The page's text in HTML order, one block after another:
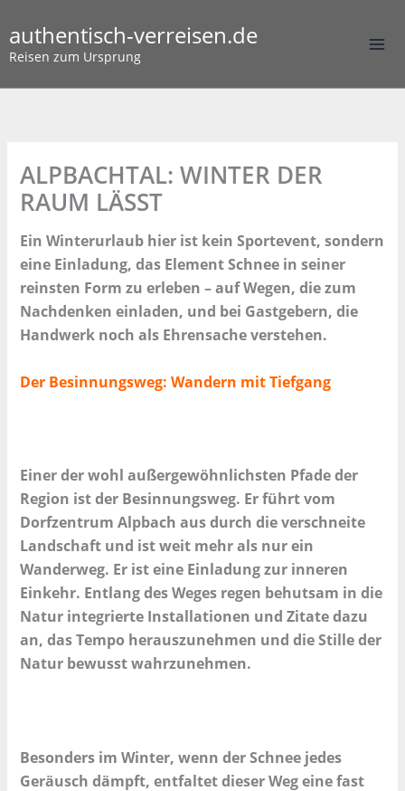
Inhalt
springen
authentisch-verreisen.de
Reisen zum Ursprung
ALPBACHTAL: WINTER DER
RAUM LÄSST
Ein Winterurlaub hier ist kein Sportevent, sondern
eine Einladung, das Element Schnee in seiner
reinsten Form zu erleben – auf Wegen, die zum
Nachdenken einladen, und bei Gastgebern, die
Handwerk noch als Ehrensache verstehen.
Der Besinnungsweg: Wandern mit Tiefgang
Einer der wohl außergewöhnlichsten Pfade der
Region ist der Besinnungsweg. Er führt vom
Dorfzentrum Alpbach aus durch die verschneite
Landschaft und ist weit mehr als nur ein
Wanderweg. Er ist eine Einladung zur inneren
Einkehr. Entlang des Weges regen behutsam in die
Natur integrierte Installationen und Zitate dazu
an, das Tempo herauszunehmen und die Stille der
Natur bewusst wahrzunehmen.
Besonders im Winter, wenn der Schnee jedes
Geräusch dämpft, entfaltet dieser Weg eine fast